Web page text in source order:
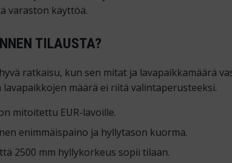
varaston käyttöä.
TILAUSTA?
ratkaisu, kun sen mitat ja lavapaikkamäärä
määrä ei riitä valintaperusteeksi.
mitoitettu EUR-lavoille.
enimmäispaino ja hyllytason kuorma.
2500 mm hyllykorkeus sopii tilaan.